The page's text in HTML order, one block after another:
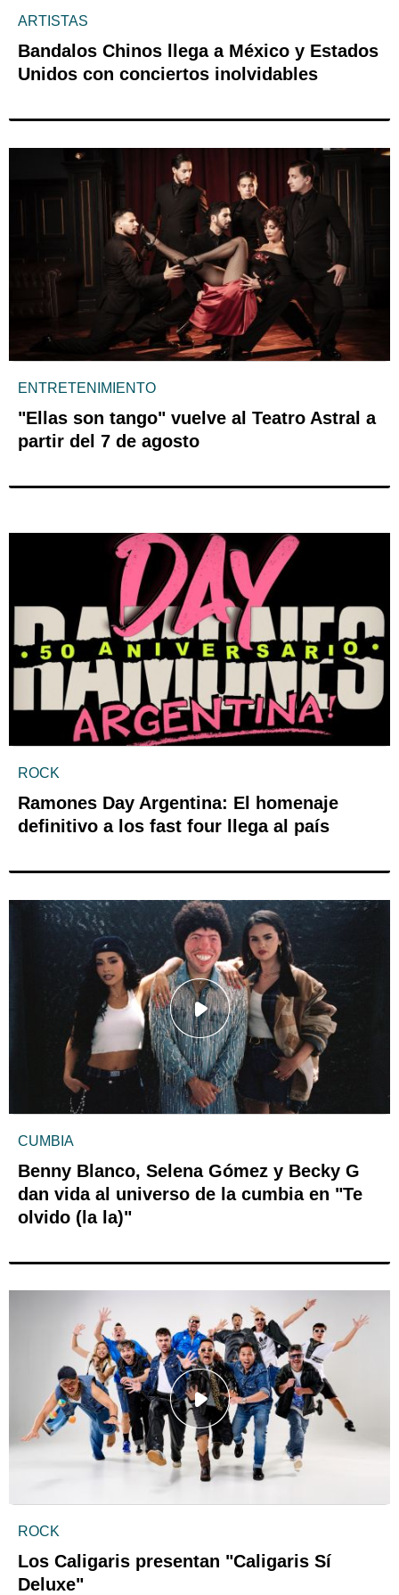
ARTISTAS
Bandalos Chinos llega a México y Estados
Unidos con conciertos inolvidables
ENTRETENIMIENTO
"Ellas son tango" vuelve al Teatro Astral a
partir del 7 de agosto
ROCK
Ramones Day Argentina: El homenaje
definitivo a los fast four llega al país
CUMBIA
Benny Blanco, Selena Gómez y Becky G
dan vida al universo de la cumbia en "Te
olvido (la la)"
ROCK
Los Caligaris presentan "Caligaris Sí
Deluxe"